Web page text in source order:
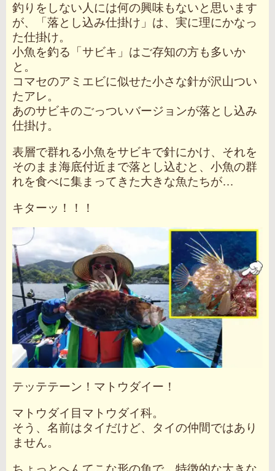
釣りをしない人には何の興味もないと思います
が、「落とし込み仕掛け」は、実に理にかなっ
た仕掛け。
小魚を釣る「サビキ」はご存知の方も多いか
と。
コマセのアミエビに似せた小さな針が沢山つい
たアレ。
あのサビキのごっついバージョンが落とし込み
仕掛け。
表層で群れる小魚をサビキで針にかけ、それを
そのまま海底付近まで落とし込むと、小魚の群
れを食べに集まってきた大きな魚たちが…
キターッ！！！
テッテテーン！マトウダイー！
マトウダイ目マトウダイ科。
そう、名前はタイだけど、タイの仲間ではあり
ません。